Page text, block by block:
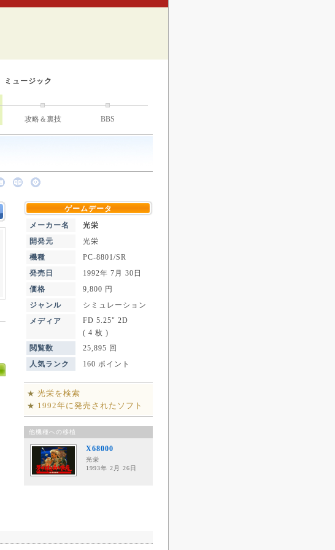
ミュージック
攻略＆裏技 BBS
ゲームデータ
メーカー名
光栄
開発元
光栄
機種
PC-8801/SR
発売日
1992年 7月 30日
価格
9,800 円
ジャンル
シミュレーション
メディア
FD 5.25" 2D
( 4 枚 )
閲覧数
25,895 回
人気ランク
160 ポイント
★ 光栄を検索
★ 1992年に発売されたソフト
他機種への移植
X68000
光栄
1993年 2月 26日